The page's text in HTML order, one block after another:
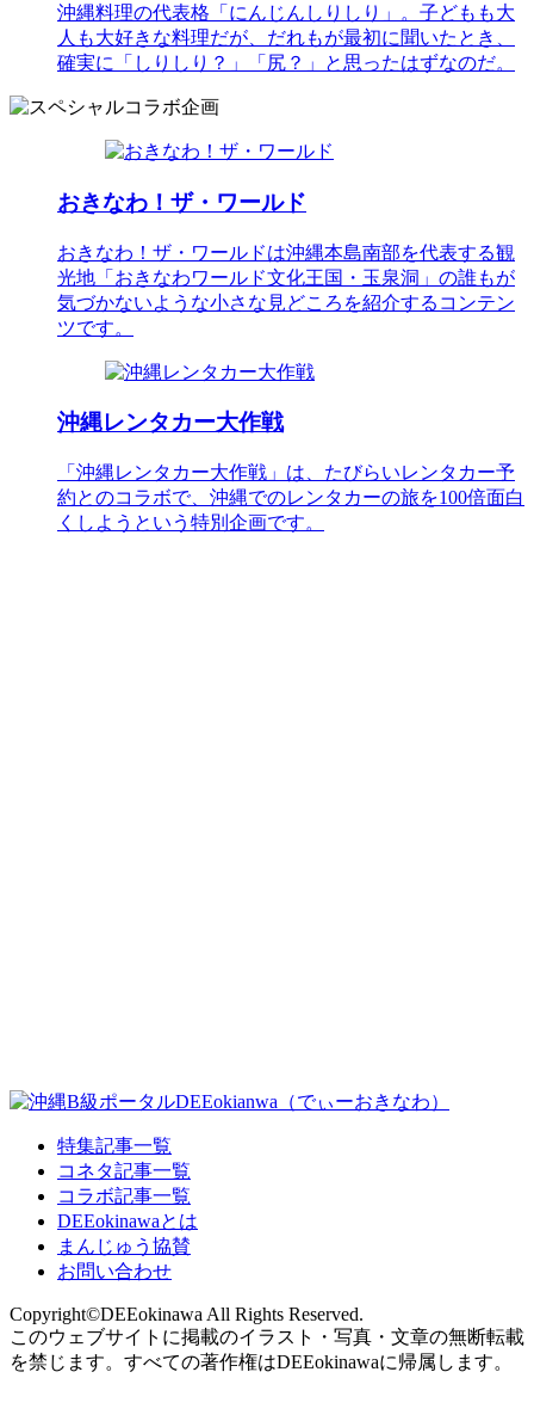
沖縄料理の代表格「にんじんしりしり」。子どもも大
人も大好きな料理だが、だれもが最初に聞いたとき、
確実に「しりしり？」「尻？」と思ったはずなのだ。
おきなわ！ザ・ワールド
おきなわ！ザ・ワールドは沖縄本島南部を代表する観
光地「おきなわワールド文化王国・玉泉洞」の誰もが
気づかないような小さな見どころを紹介するコンテン
ツです。
沖縄レンタカー大作戦
「沖縄レンタカー大作戦」は、たびらいレンタカー予
約とのコラボで、沖縄でのレンタカーの旅を100倍面白
くしようという特別企画です。
特集記事一覧
コネタ記事一覧
コラボ記事一覧
DEEokinawaとは
まんじゅう協賛
お問い合わせ
Copyright©DEEokinawa All Rights Reserved.
このウェブサイトに掲載のイラスト・写真・文章の無断転載
を禁じます。すべての著作権はDEEokinawaに帰属します。